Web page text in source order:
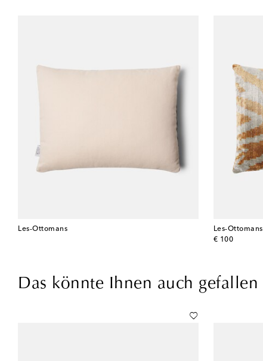
Les-Ottomans
Les-Ottomans
€ 100
original price
Das könnte Ihnen auch gefallen